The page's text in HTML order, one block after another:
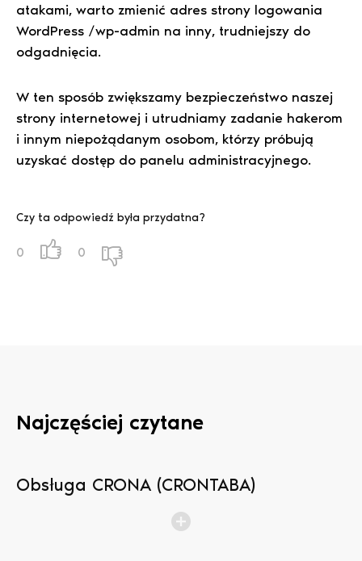
atakami, warto zmienić adres strony logowania
WordPress /wp-admin na inny, trudniejszy do
odgadnięcia.
W ten sposób zwiększamy bezpieczeństwo naszej
strony internetowej i utrudniamy zadanie hakerom
i innym niepożądanym osobom, którzy próbują
uzyskać dostęp do panelu administracyjnego.
Czy ta odpowiedź była przydatna?
0 0
Najczęściej czytane
Obsługa CRONA (CRONTABA)